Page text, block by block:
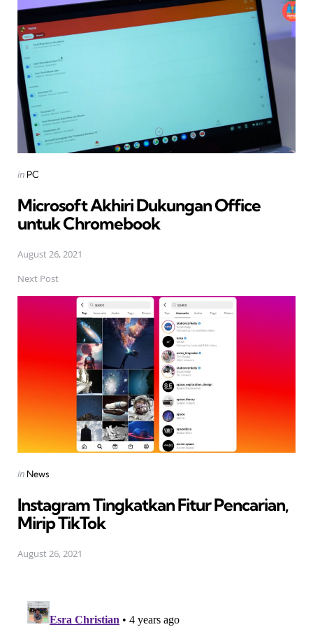
navigation
Posted
in PC
Microsoft Akhiri Dukungan Office
untuk Chromebook
August 26, 2021
Next Post
Posted
in News
Instagram Tingkatkan Fitur Pencarian,
Mirip TikTok
August 26, 2021